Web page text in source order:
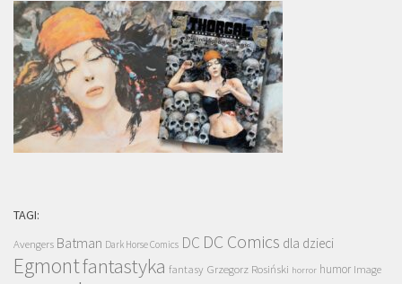
TAGI:
Avengers Batman Dark Horse Comics DC DC Comics dla dzieci
Egmontfantastyka fantasy Grzegorz Rosiński horror humor Image